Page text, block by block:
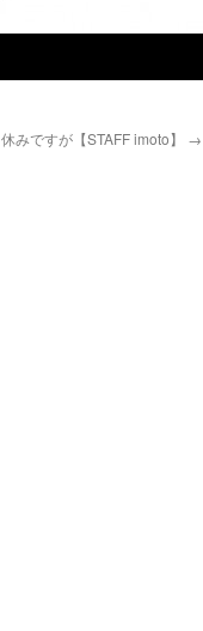
休みですが【STAFF imoto】 →